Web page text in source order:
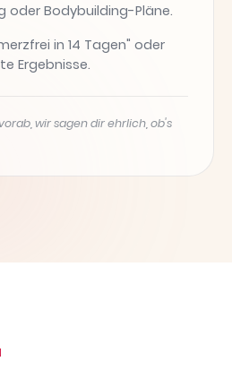
Bodybuilding-Pläne.
in 14 Tagen" oder
Ergebnisse.
wir sagen dir ehrlich, ob's